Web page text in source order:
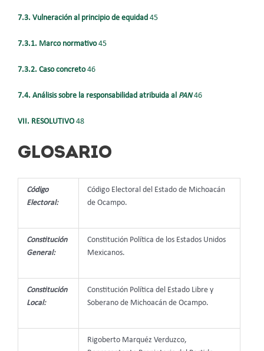
7.3. Vulneración al principio de equidad 45
7.3.1. Marco normativo45
7.3.2. Caso concreto46
7.4. Análisis sobre la responsabilidad atribuida al PAN46
VII. RESOLUTIVO48
GLOSARIO
Código
Electoral:
Código Electoral del Estado de Michoacán
de Ocampo.
Constitución
General:
Constitución Política de los Estados Unidos
Mexicanos.
Constitución
Local:
Constitución Política del Estado Libre y
Soberano de Michoacán de Ocampo.
Rigoberto Marquéz Verduzco,